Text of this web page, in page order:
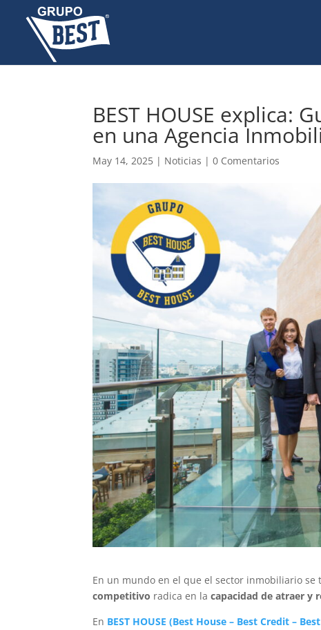
BEST HOUSE explica:
en una Agencia
May 14, 2025 | Noticias |0 Comentarios
En un mundo en el que el sector inmobiliario
competitivo radica en lacapacidad de atraer y
En BEST HOUSE (Best House – Best Credit –